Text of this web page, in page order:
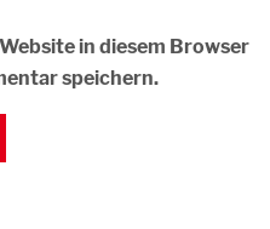
in diesem Browser
speichern.